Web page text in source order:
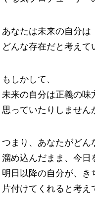
あなたは未来の自分は
どんな存在だと考えて
もしかして、
未来の自分は正義の味
思っていたりしません
つまり、あなたがどん
溜め込んだまま、今日
明日以降の自分が、き
片付けてくれると考え